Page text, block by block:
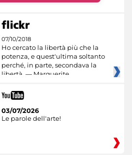
07/10/2018
Ho cercato la libertà più che la
potenza, e quest'ultima soltanto
perché, in parte, secondava la
libertà. — Marguerite
03/07/2026
Le parole dell'arte!